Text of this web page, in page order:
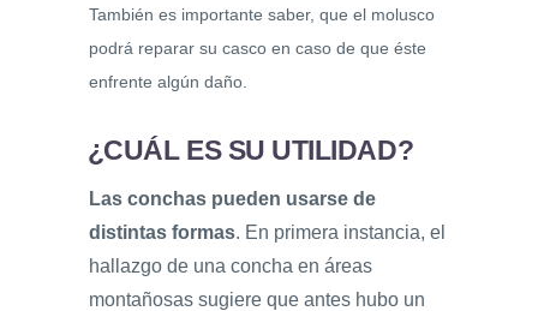
También es importante saber, que el molusco
podrá reparar su casco en caso de que éste
enfrente algún daño.
¿CUÁL ES SU UTILIDAD?
Las conchas pueden usarse de
distintas formas. En primera instancia, el
hallazgo de una concha en áreas
montañosas sugiere que antes hubo un